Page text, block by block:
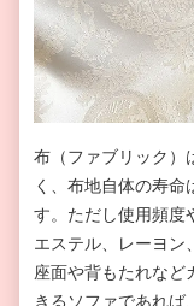
布（ファブリック）
く、布地自体の寿命
す。ただし使用頻度
エステル、レーヨン
座面や背もたれなど
きるソファであれば